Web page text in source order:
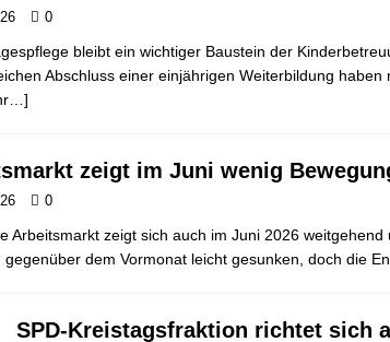
0
bleibt ein wichtiger Baustein der
Abschluss einer einjährigen Weiterbildung haben
zeigt im Juni wenig
0
Arbeitsmarkt zeigt sich auch im Juni 2026
gegenüber dem Vormonat leicht gesunken, doch die
SPD-Kreistagsfraktion richtet sich